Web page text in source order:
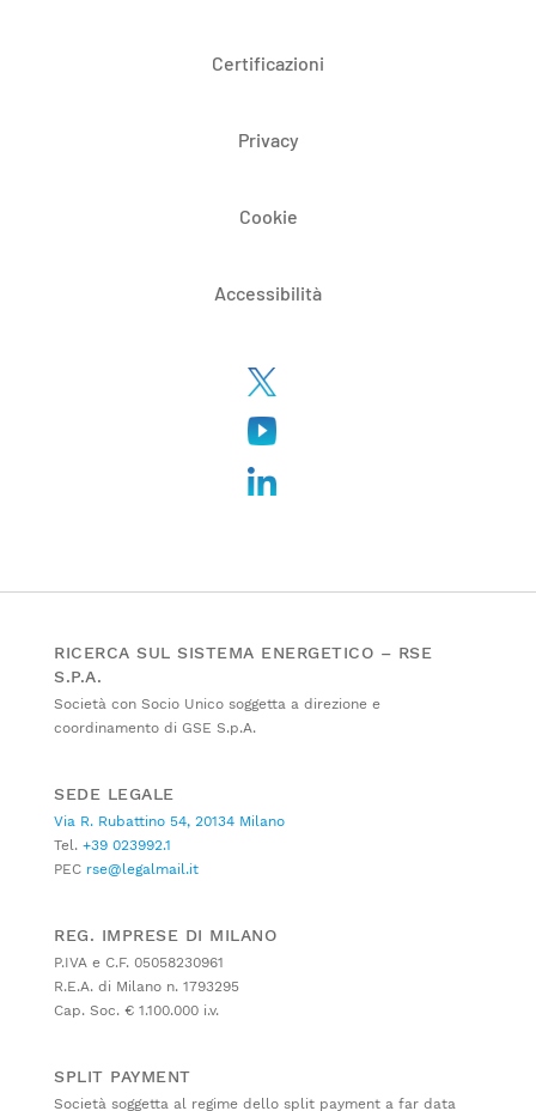
Certificazioni
Privacy
Cookie
Accessibilità
RICERCA SUL SISTEMA ENERGETICO – RSE
S.P.A.
Società con Socio Unico soggetta a direzione e
coordinamento di GSE S.p.A.
SEDE LEGALE
Via R. Rubattino 54, 20134 Milano
Tel. +39 023992.1
PEC rse@legalmail.it
REG. IMPRESE DI MILANO
P.IVA e C.F. 05058230961
R.E.A. di Milano n. 1793295
Cap. Soc. € 1.100.000 i.v.
SPLIT PAYMENT
Società soggetta al regime dello split payment a far data